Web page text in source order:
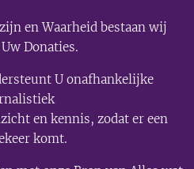
en Waarheid bestaan wij
Donaties.
U onafhankelijke
en kennis, zodat er een
komt.